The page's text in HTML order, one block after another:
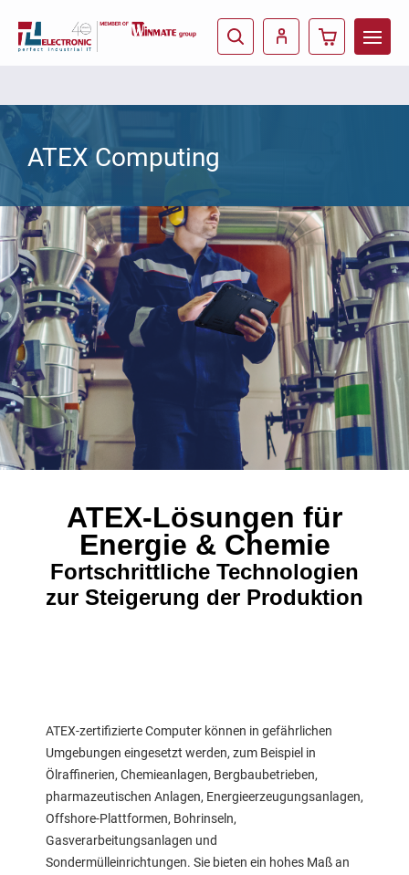
ATEX Computing
ATEX-Lösungen für
Energie & Chemie
Fortschrittliche Technologien
zur Steigerung der Produktion
ATEX-zertifizierte Computer können in gefährlichen
Umgebungen eingesetzt werden, zum Beispiel in
Ölraffinerien, Chemieanlagen, Bergbaubetrieben,
pharmazeutischen Anlagen, Energieerzeugungsanlagen,
Offshore-Plattformen, Bohrinseln,
Gasverarbeitungsanlagen und
Sondermülleinrichtungen. Sie bieten ein hohes Maß an